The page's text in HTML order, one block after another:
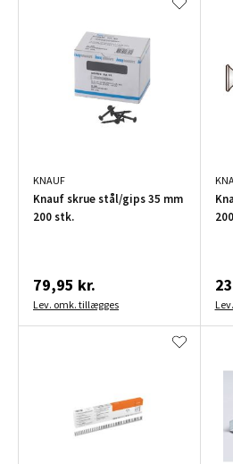
KNAUF
Knauf skrue stål/gips 35 mm
200 stk.
79,95 kr.
Lev. omk. tillægges